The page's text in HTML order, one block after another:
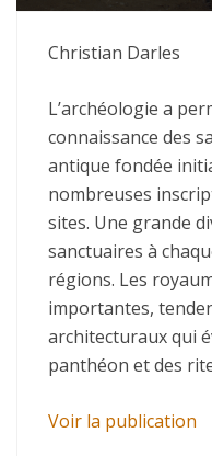
Christian Darles
L’archéologie a
connaissance des
antique fondée
nombreuses
sites. Une grande
sanctuaires à
régions. Les
importantes,
architecturaux qui
panthéon et des
Voir la publication